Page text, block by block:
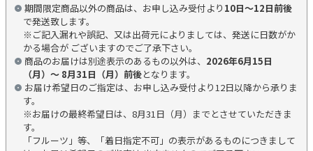
期間限定商品以外の商品は、お申し込み受付より 10日～12日前後
で発送致します。
※ご記入漏れや誤記、又は出荷元によりましては、発送に日数がか
かる場合が ございますのでご了承下さい。
商品のお届けは別途表示のあるもの以外は、 2026年6月15日
（月）～ 8月31日（月）前後となります。
お届け希望日のご指定は、お申し込み受付より12日以降から承りま
す。
※お届けの最終希望日は、8月31日（月）までとさせていただきま
す。
「フルーツ」等、「着日指定不可」の表示があるものにつきまして